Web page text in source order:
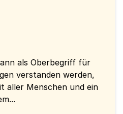
als Oberbegriff für
verstanden werden,
aller Menschen und ein